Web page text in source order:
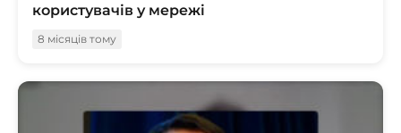
користувачів у мережі
8 місяців тому